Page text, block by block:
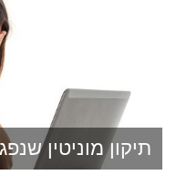
תיקון מוניטין שנפגע